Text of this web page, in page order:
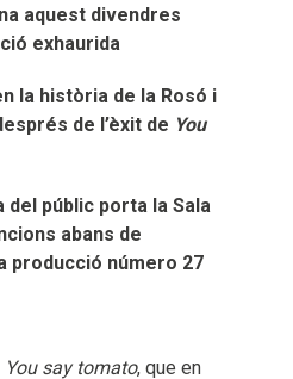
aquest divendres
exhaurida
la història de la Rosó i
de l’èxit de You
del públic porta la Sala
abans de
producció número 27
You say tomato, que en